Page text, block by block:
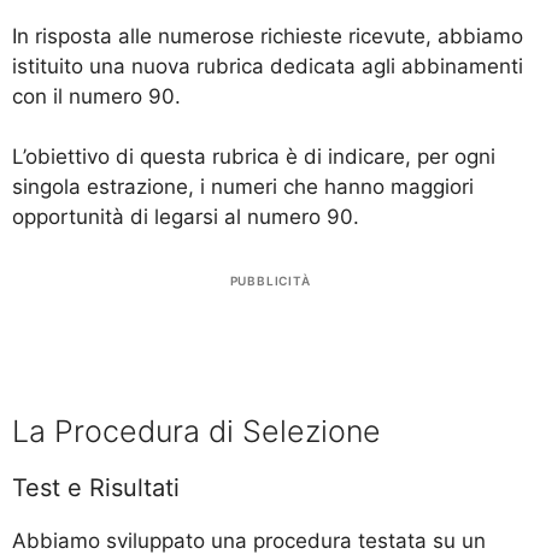
In risposta alle numerose richieste ricevute, abbiamo
istituito una nuova rubrica dedicata agli abbinamenti
con il numero 90.
L’obiettivo di questa rubrica è di indicare, per ogni
singola estrazione, i numeri che hanno maggiori
opportunità di legarsi al numero 90.
PUBBLICITÀ
La Procedura di Selezione
Test e Risultati
Abbiamo sviluppato una procedura testata su un